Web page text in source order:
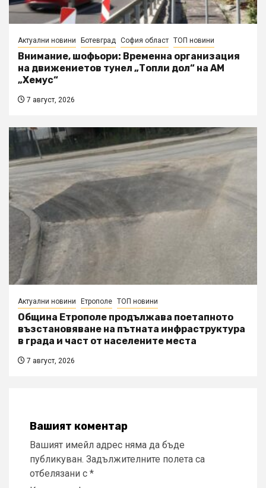
Актуални новини Ботевград София област ТОП новини
Внимание, шофьори: Временна организация
на движениетов тунел „Топли дол“ на АМ
„Хемус“
7 август, 2026
Актуални новини Етрополе ТОП новини
Община Етрополе продължава поетапното
възстановяване на пътната инфраструктура
в града и част от населените места
7 август, 2026
Вашият коментар
Вашият имейл адрес няма да бъде
публикуван. Задължителните полета са
отбелязани с *